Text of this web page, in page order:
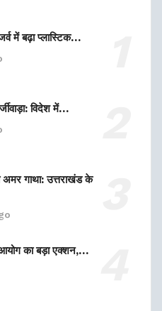
में बढ़ा प्लास्टिक…
विदेश में…
अमर गाथा: उत्तराखंड के
का बड़ा एक्शन,…